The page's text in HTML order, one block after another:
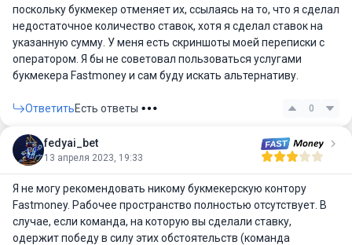
поскольку букмекер отменяет их, ссылаясь на то, что я сделал
недостаточное количество ставок, хотя я сделал ставок на
указанную сумму. У меня есть скриншоты моей переписки с
оператором. Я бы не советовал пользоваться услугами
букмекера Fastmoney и сам буду искать альтернативу.
ОтветитьЕсть ответы 0
fedyai_bet
13 апреля 2023, 19:33
Я не могу рекомендовать никому букмекерскую контору
Fastmoney. Рабочее пространство полностью отсутствует. В
случае, если команда, на которую вы сделали ставку,
одержит победу в силу этих обстоятельств (команда